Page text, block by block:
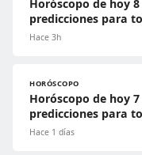
Horóscopo de hoy
predicciones para
Hace 3h
HORÓSCOPO
Horóscopo de hoy
predicciones para
Hace 1 días